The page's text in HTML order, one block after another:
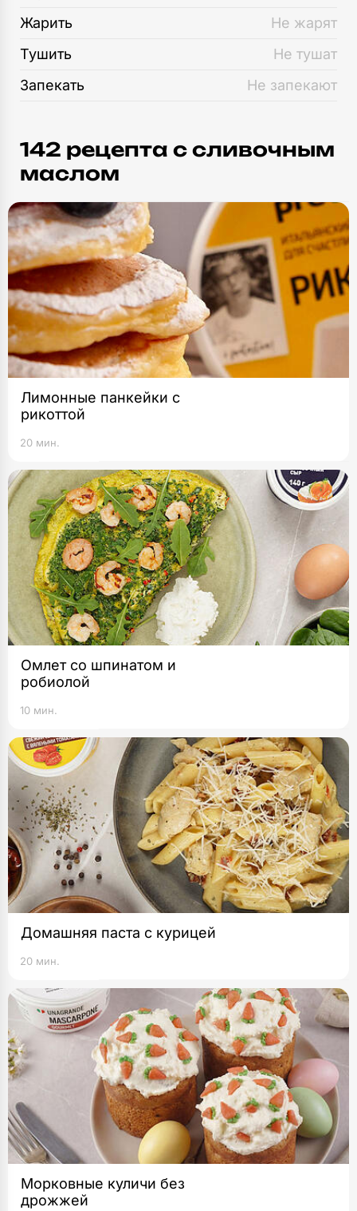
Жарить
Не жарят
Тушить
Не тушат
Запекать
Не запекают
142 рецепта c сливочным
маслом
Лимонные панкейки с
рикоттой
20 мин.
Омлет со шпинатом и
робиолой
10 мин.
Домашняя паста с курицей
20 мин.
Морковные куличи без
дрожжей